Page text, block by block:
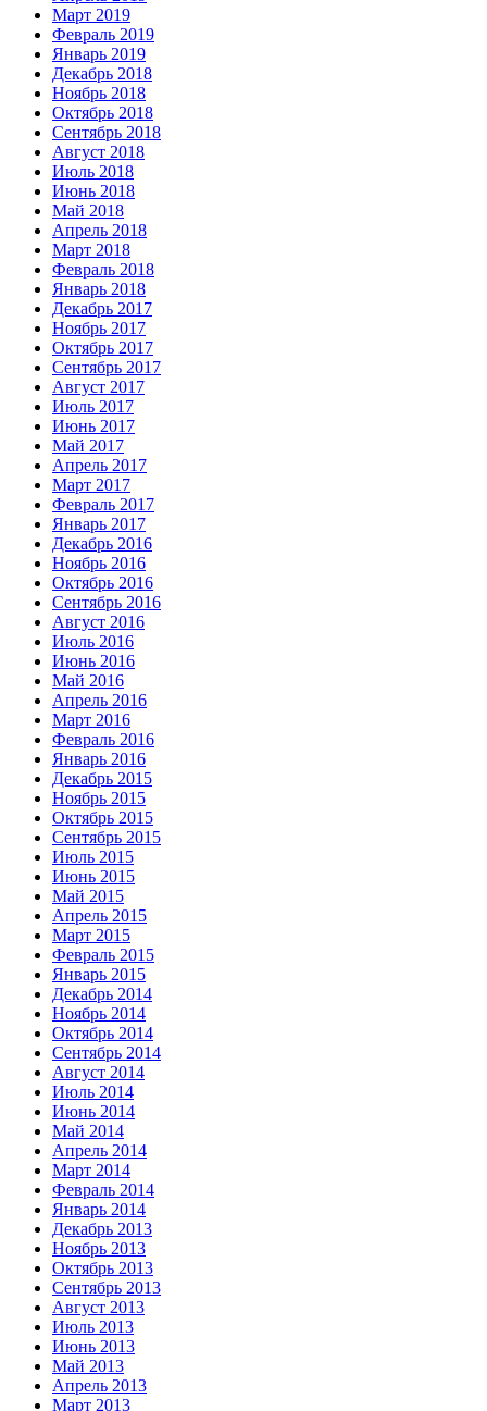
Март 2019
Февраль 2019
Январь 2019
Декабрь 2018
Ноябрь 2018
Октябрь 2018
Сентябрь 2018
Август 2018
Июль 2018
Июнь 2018
Май 2018
Апрель 2018
Март 2018
Февраль 2018
Январь 2018
Декабрь 2017
Ноябрь 2017
Октябрь 2017
Сентябрь 2017
Август 2017
Июль 2017
Июнь 2017
Май 2017
Апрель 2017
Март 2017
Февраль 2017
Январь 2017
Декабрь 2016
Ноябрь 2016
Октябрь 2016
Сентябрь 2016
Август 2016
Июль 2016
Июнь 2016
Май 2016
Апрель 2016
Март 2016
Февраль 2016
Январь 2016
Декабрь 2015
Ноябрь 2015
Октябрь 2015
Сентябрь 2015
Июль 2015
Июнь 2015
Май 2015
Апрель 2015
Март 2015
Февраль 2015
Январь 2015
Декабрь 2014
Ноябрь 2014
Октябрь 2014
Сентябрь 2014
Август 2014
Июль 2014
Июнь 2014
Май 2014
Апрель 2014
Март 2014
Февраль 2014
Январь 2014
Декабрь 2013
Ноябрь 2013
Октябрь 2013
Сентябрь 2013
Август 2013
Июль 2013
Июнь 2013
Май 2013
Апрель 2013
Март 2013